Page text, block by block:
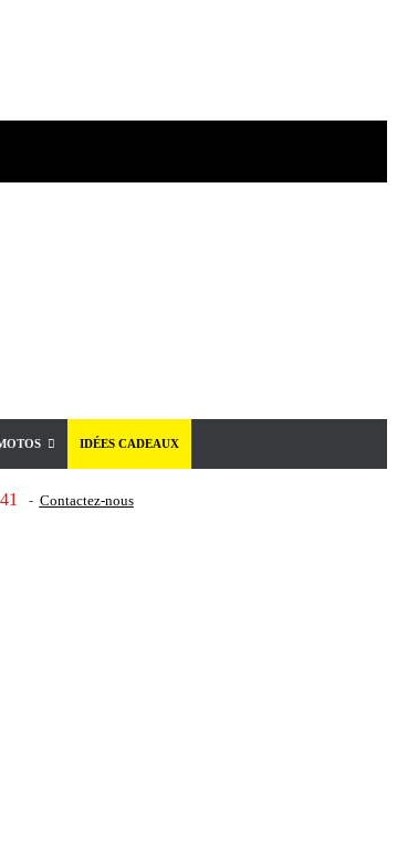
IDÉES CADEAUX
- Contactez-nous